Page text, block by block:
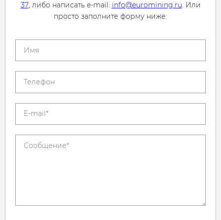
37, либо написать e-mail: info@euromining.ru. Или
просто заполните форму ниже: